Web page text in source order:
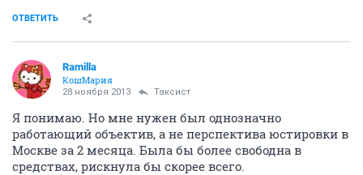
ОТВЕТИТЬ
Ramilla
КошМария
28 ноября 2013 Таксист
Я понимаю. Но мне нужен был однозначно
работающий объектив, а не перспектива юстировки в
Москве за 2 месяца. Была бы более свободна в
средствах, рискнула бы скорее всего.